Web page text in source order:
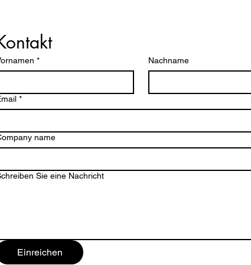
* Nachname
*
name
Sie eine Nachricht
Einreichen